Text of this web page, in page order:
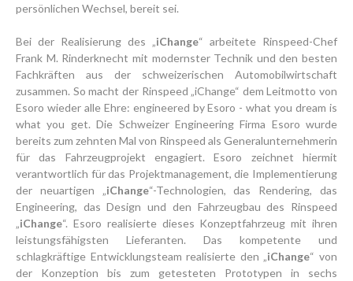
persönlichen Wechsel, bereit sei.
Bei der Realisierung des „iChange“ arbeitete Rinspeed-Chef
Frank M. Rinderknecht mit modernster Technik und den besten
Fachkräften aus der schweizerischen Automobilwirtschaft
zusammen. So macht der Rinspeed „iChange“ dem Leitmotto von
Esoro wieder alle Ehre: engineered by Esoro - what you dream is
what you get. Die Schweizer Engineering Firma Esoro wurde
bereits zum zehnten Mal von Rinspeed als Generalunternehmerin
für das Fahrzeugprojekt engagiert. Esoro zeichnet hiermit
verantwortlich für das Projektmanagement, die Implementierung
der neuartigen „iChange“-Technologien, das Rendering, das
Engineering, das Design und den Fahrzeugbau des Rinspeed
„iChange“. Esoro realisierte dieses Konzeptfahrzeug mit ihren
leistungsfähigsten Lieferanten. Das kompetente und
schlagkräftige Entwicklungsteam realisierte den „iChange“ von
der Konzeption bis zum getesteten Prototypen in sechs